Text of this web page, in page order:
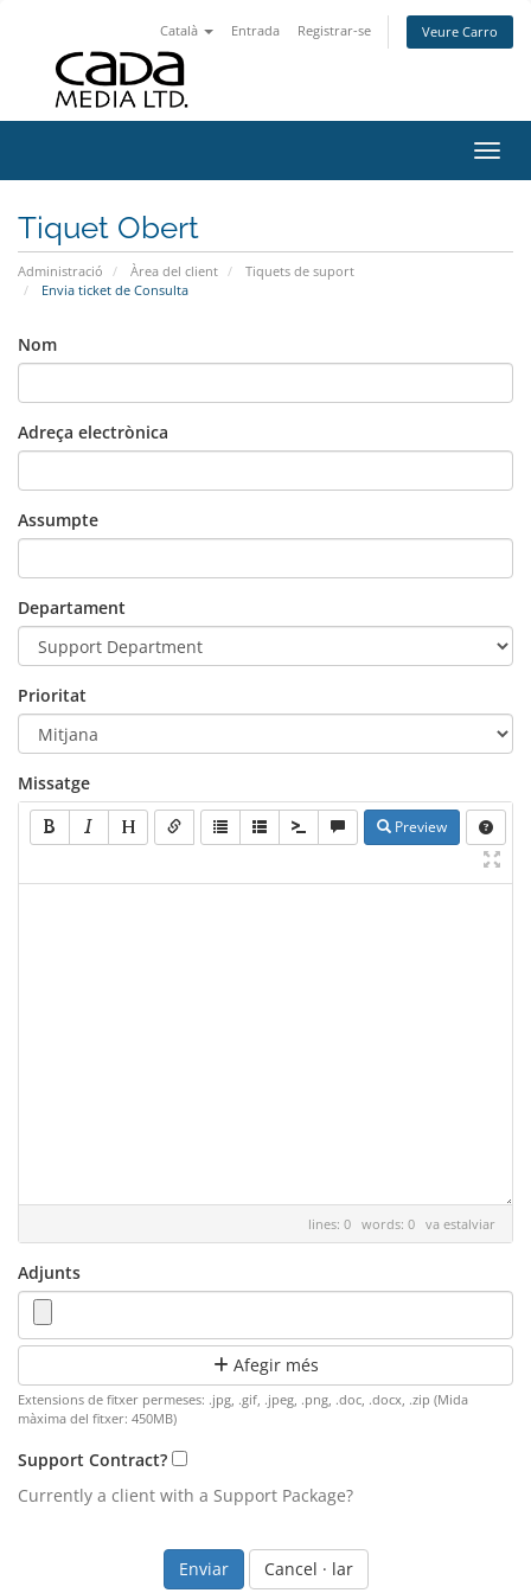
Català Entrada Registrar-se Veure Carro
Tiquet Obert
Administració Àrea del client
Tiquets de suport
Envia ticket de Consulta
Nom
Adreça electrònica
Assumpte
Departament
Prioritat
Missatge
Preview
lines: 0 words: 0 va estalviar
Adjunts
Afegir més
Extensions de fitxer permeses: .jpg, .gif, .jpeg, .png, .doc, .docx, .zip (Mida
màxima del fitxer: 450MB)
Support Contract?
Currently a client with a Support Package?
Cancel · lar